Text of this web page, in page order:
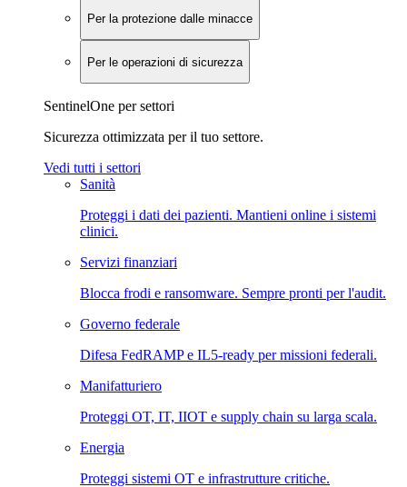
Per la protezione dalle minacce
Per le operazioni di sicurezza
SentinelOne per settori
Sicurezza ottimizzata per il tuo settore.
Vedi tutti i settori
Sanità
Proteggi i dati dei pazienti. Mantieni online i sistemi
clinici.
Servizi finanziari
Blocca frodi e ransomware. Sempre pronti per l'audit.
Governo federale
Difesa FedRAMP e IL5-ready per missioni federali.
Manifatturiero
Proteggi OT, IT, IIOT e supply chain su larga scala.
Energia
Proteggi sistemi OT e infrastrutture critiche.